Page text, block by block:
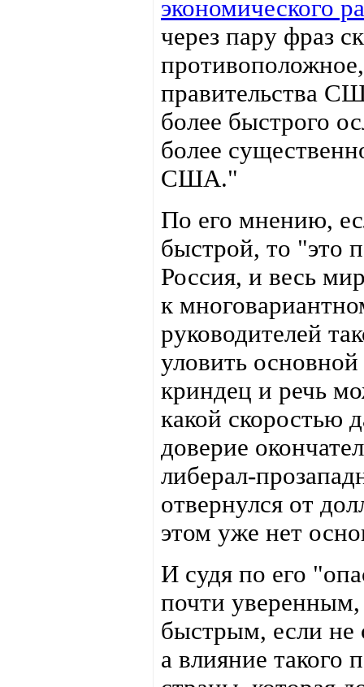
экономического
через пару фраз
правительства
более быстрого
более
США."
По его мнению,
быстрой, то "это
Россия, и весь
к
руководителей
уловить
криндец и речь
какой скоростью
доверие
либерал-
отвернулся от
этом уже нет
И судя по его
почти уверенным,
быстрым, если не
а влияние такого